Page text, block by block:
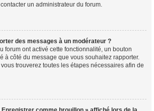
un administrateur du forum.
des messages à un modérateur ?
forum ont activé cette fonctionnalité, un bouton
à côté du message que vous souhaitez rapporter.
trouverez toutes les étapes nécessaires afin de